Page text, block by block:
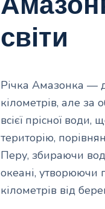
світи
Річка Амазонка —
кілометрів, але за
всієї прісної
територію,
Перу, збираючи
океані, утворюючи
кілометрів від